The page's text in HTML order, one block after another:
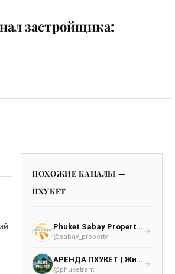
застройщика:
ПОХОЖИЕ КАНАЛЫ —
ПХУКЕТ
Phuket Sabay Property | Недвижимость Таиланд | Недвижимость Пхукет
@sabay_property
АРЕНДА ПХУКЕТ | Жилье Квартиры Апартаменты🏝
@phuketrentI